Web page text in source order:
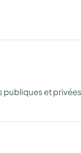
et